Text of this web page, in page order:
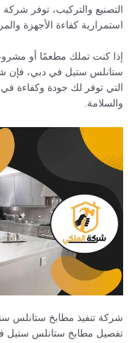
التصنيع والتركيب، توفر
استمرارية كفاءة الأجهزة
إذا كنت تملك مطعمًا أو
ستانلس ستيل في دبي، فإن
التي توفر لك جودة وكفاءة
والسلامة.
شركة تنفيذ مطابخ ستانلس
تفصيل مطابخ ستانلس ستيل